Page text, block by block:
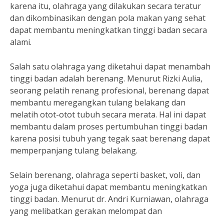
karena itu, olahraga yang dilakukan secara teratur
dan dikombinasikan dengan pola makan yang sehat
dapat membantu meningkatkan tinggi badan secara
alami.
Salah satu olahraga yang diketahui dapat menambah
tinggi badan adalah berenang. Menurut Rizki Aulia,
seorang pelatih renang profesional, berenang dapat
membantu meregangkan tulang belakang dan
melatih otot-otot tubuh secara merata. Hal ini dapat
membantu dalam proses pertumbuhan tinggi badan
karena posisi tubuh yang tegak saat berenang dapat
memperpanjang tulang belakang.
Selain berenang, olahraga seperti basket, voli, dan
yoga juga diketahui dapat membantu meningkatkan
tinggi badan. Menurut dr. Andri Kurniawan, olahraga
yang melibatkan gerakan melompat dan